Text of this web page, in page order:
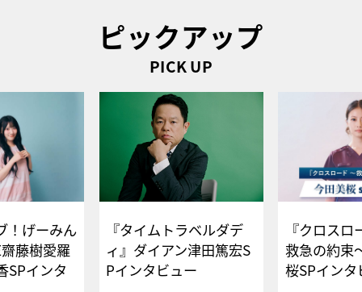
ピックアップ
PICK UP
！げーみん
藤樹愛羅
SPインタ
『タイムトラベルダデ
ィ』ダイアン津田篤宏S
Pインタビュー
『クロス
救急の約束
桜SPイ